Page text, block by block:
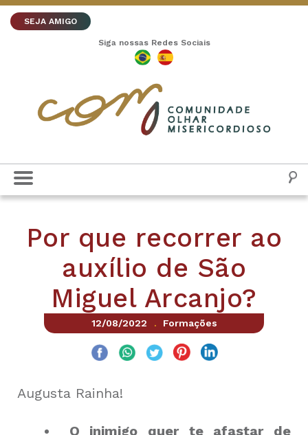
SEJA AMIGO
Siga nossas Redes Sociais
Por que recorrer ao
auxílio de São
Miguel Arcanjo?
12/08/2022 . Formações
Augusta Rainha!
O inimigo quer te afastar de